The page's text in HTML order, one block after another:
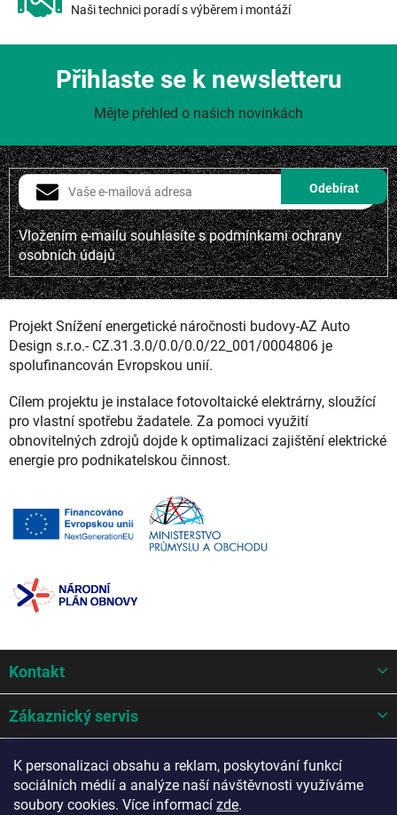
K personalizaci obsahu a reklam, poskytování funkcí
sociálních médií a analýze naší návštěvnosti využíváme
soubory cookies. Více informací zde.
Naši technici poradí s výběrem i montáží
Vložením e-mailu souhlasíte spodmínkami ochrany
osobních údajů
Přihlaste se k newsletteru
Mějte přehled o našich novinkách
Projekt Snížení energetické náročnosti budovy-AZ Auto
Design s.r.o.- CZ.31.3.0/0.0/0.0/22_001/0004806 je
spolufinancován Evropskou unií.
Cílem projektu je instalace fotovoltaické elektrárny, sloužící
pro vlastní spotřebu žadatele. Za pomoci využití
obnovitelných zdrojů dojde k optimalizaci zajištění elektrické
energie pro podnikatelskou činnost.
p
t
Kontakt
Zákaznický servis
Mohlo by se hodit
Potřebujete poradit?